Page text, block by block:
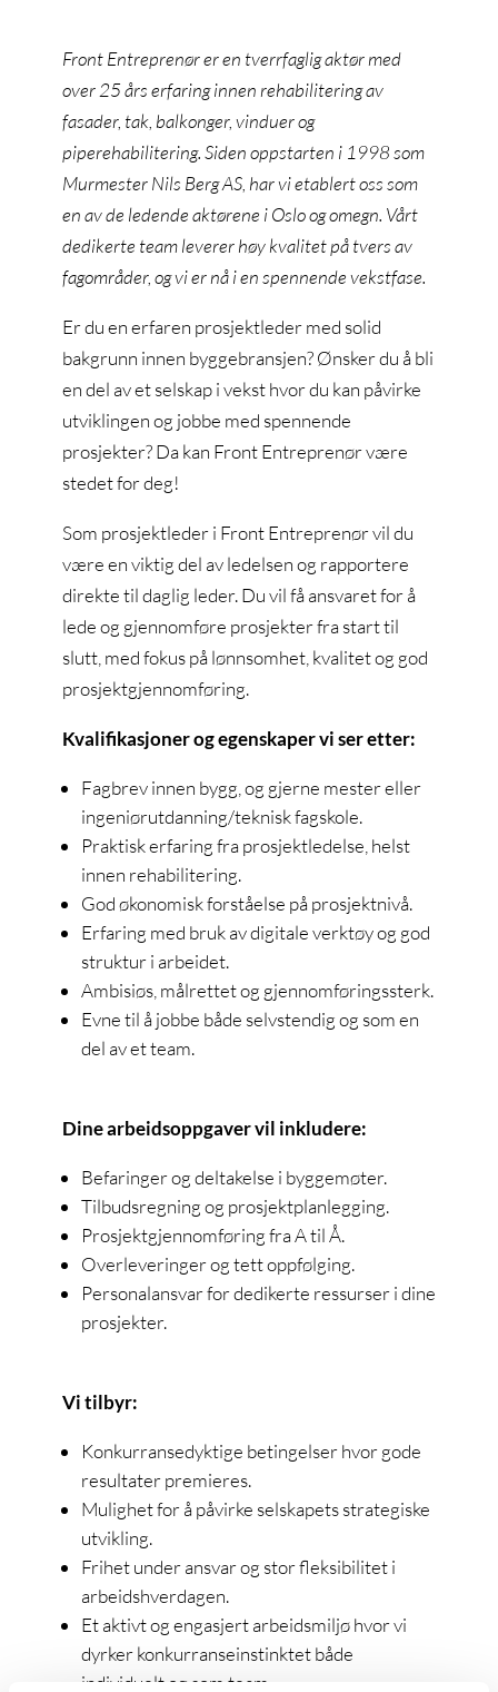
Front Entreprenør er en tverrfaglig aktør med
over 25 års erfaring innen rehabilitering av
fasader, tak, balkonger, vinduer og
piperehabilitering. Siden oppstarten i 1998 som
Murmester Nils Berg AS, har vi etablert oss som
en av de ledende aktørene i Oslo og omegn. Vårt
dedikerte team leverer høy kvalitet på tvers av
fagområder, og vi er nå i en spennende vekstfase.
Er du en erfaren prosjektleder med solid
bakgrunn innen byggebransjen? Ønsker du å bli
en del av et selskap i vekst hvor du kan påvirke
utviklingen og jobbe med spennende
prosjekter? Da kan Front Entreprenør være
stedet for deg!
Som prosjektleder i Front Entreprenør vil du
være en viktig del av ledelsen og rapportere
direkte til daglig leder. Du vil få ansvaret for å
lede og gjennomføre prosjekter fra start til
slutt, med fokus på lønnsomhet, kvalitet og god
prosjektgjennomføring.
Kvalifikasjoner og egenskaper vi ser etter:
Fagbrev innen bygg, og gjerne mester eller
ingeniørutdanning/teknisk fagskole.
Praktisk erfaring fra prosjektledelse, helst
innen rehabilitering.
God økonomisk forståelse på prosjektnivå.
Erfaring med bruk av digitale verktøy og god
struktur i arbeidet.
Ambisiøs, målrettet og gjennomføringssterk.
Evne til å jobbe både selvstendig og som en
del av et team.
Dine arbeidsoppgaver vil inkludere:
Befaringer og deltakelse i byggemøter.
Tilbudsregning og prosjektplanlegging.
Prosjektgjennomføring fra A til Å.
Overleveringer og tett oppfølging.
Personalansvar for dedikerte ressurser i dine
prosjekter.
Vi tilbyr:
Konkurransedyktige betingelser hvor gode
resultater premieres.
Mulighet for å påvirke selskapets strategiske
utvikling.
Frihet under ansvar og stor fleksibilitet i
arbeidshverdagen.
Et aktivt og engasjert arbeidsmiljø hvor vi
dyrker konkurranseinstinktet både
individuelt og som team